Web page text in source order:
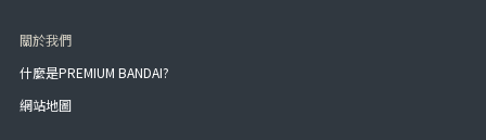
關於我們
什麼是PREMIUM BANDAI?
網站地圖